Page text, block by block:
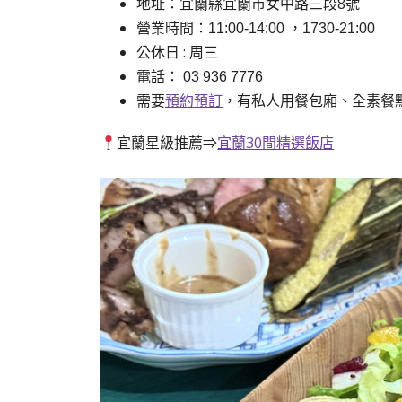
營業時間：11:00-14:00 ，1730-21:00
公休日 : 周三
電話： 03 936 7776
需要預約預訂 ，有私人用餐包廂、全素餐
宜蘭星級推薦⇒宜蘭30間精選飯店